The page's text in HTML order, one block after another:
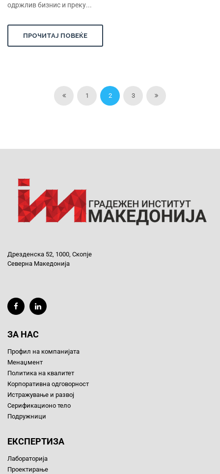
одржлив бизнис и преку...
ПРОЧИТАЈ ПОВЕЌЕ
1 2 3
Дрезденска 52, 1000, Скопје
Северна Македонија
ЗА НАС
Профил на компанијата
Менаџмент
Политика на квалитет
Корпоративна одговорност
Истражување и развој
Серификационо тело
Подружници
ЕКСПЕРТИЗА
Лабораторија
Проектирање